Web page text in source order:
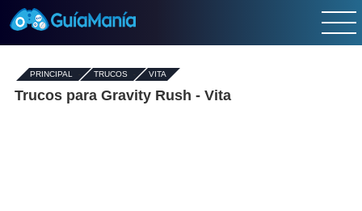
PRINCIPAL - TRUCOS- VITA
Trucos para Gravity Rush - Vita